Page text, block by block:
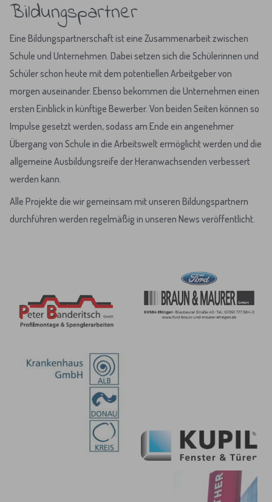
Bildungspartner
Eine Bildungspartnerschaft ist eine Zusammenarbeit zwischen
Schule und Unternehmen. Dabei setzen sich die Schülerinnen und
Schüler schon heute mit dem potentiellen Arbeitgeber von
morgen auseinander. Ebenso bekommen die Unternehmen einen
ersten Einblick in künftige Bewerber. Von beiden Seiten können so
Impulse gesetzt werden, sodass am Ende ein angenehmer
Übergang von Schule in die Arbeitswelt ermöglicht werden und die
allgemeine Ausbildungsreife der Heranwachsenden verbessert
werden kann.
Alle Projekte die wir gemeinsam mit unseren Bildungspartnern
durchführen werden regelmäßig in unseren News veröffentlicht.